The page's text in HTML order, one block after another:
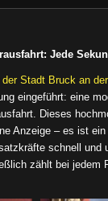
Jede
der Stadt Bruck an
eingeführt: eine
Dieses
Anzeige – es ist ein
schnell und
zählt bei jedem